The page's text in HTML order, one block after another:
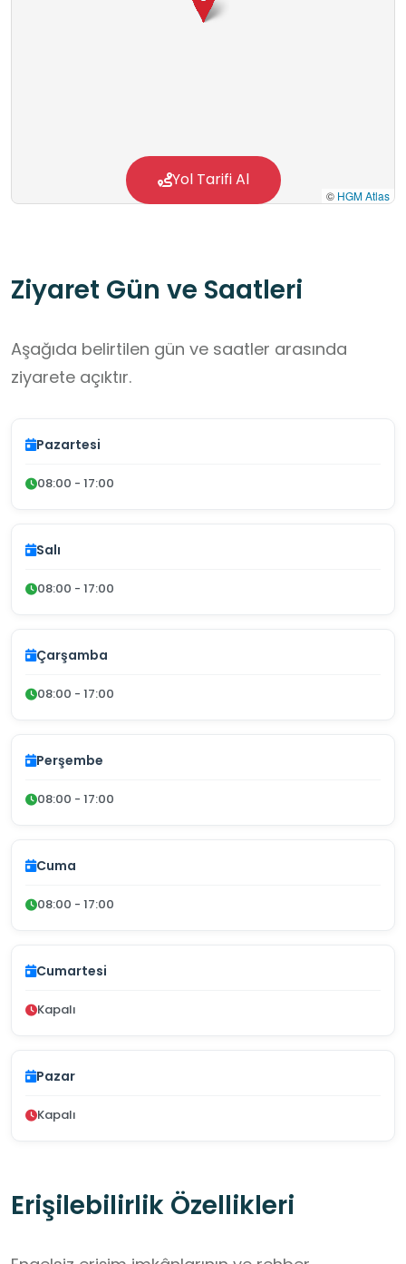
© HGM Atlas
Yol Tarifi Al
Ziyaret Gün ve Saatleri
Aşağıda belirtilen gün ve saatler arasında
ziyarete açıktır.
Pazartesi
08:00 - 17:00
Salı
08:00 - 17:00
Çarşamba
08:00 - 17:00
Perşembe
08:00 - 17:00
Cuma
08:00 - 17:00
Cumartesi
Kapalı
Pazar
Kapalı
Erişilebilirlik Özellikleri